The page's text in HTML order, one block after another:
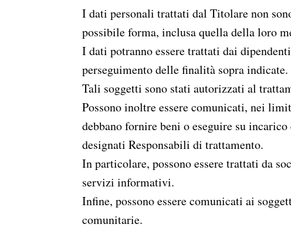
I dati personali trattati dal Titolare non
possibile forma, inclusa quella della loro
I dati potranno essere trattati dai
perseguimento delle finalità sopra indicate.
Tali soggetti sono stati autorizzati al
Possono inoltre essere comunicati, nei
debbano fornire beni o eseguire su
designati Responsabili di trattamento.
In particolare, possono essere trattati da
servizi informativi.
Infine, possono essere comunicati ai
comunitarie.